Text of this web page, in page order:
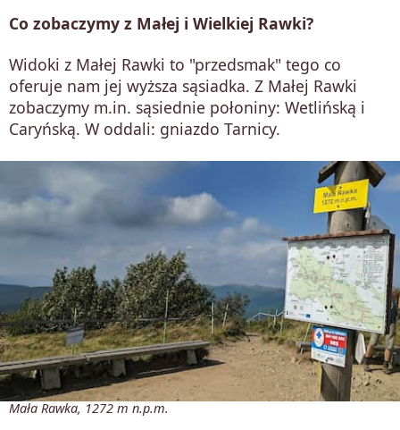
Co zobaczymy z Małej i Wielkiej Rawki?
Widoki z Małej Rawki to "przedsmak" tego co
oferuje nam jej wyższa sąsiadka. Z Małej Rawki
zobaczymy m.in. sąsiednie połoniny: Wetlińską i
Caryńską. W oddali: gniazdo Tarnicy.
Mała Rawka, 1272 m n.p.m.